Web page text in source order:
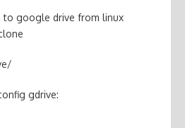
to google drive from linux
gdrive: